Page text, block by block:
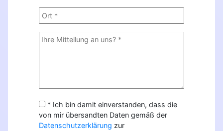
* Ich bin damit einverstanden, dass die
von mir übersandten Daten gemäß der
Datenschutzerklärung zur